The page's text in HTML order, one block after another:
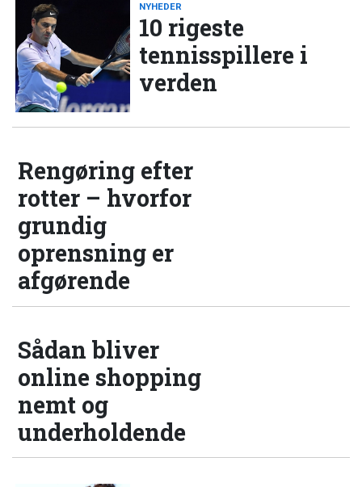
NYHEDER
10 rigeste
tennisspillere i
verden
Rengøring efter
rotter – hvorfor
grundig
oprensning er
afgørende
Sådan bliver
online shopping
nemt og
underholdende